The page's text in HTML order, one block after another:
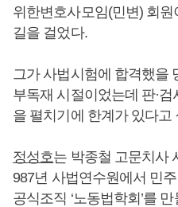
위한변호사모임(민변) 회원
길을 걸었다.
그가 사법시험에 합격했을
부독재 시절이었는데 판·
을 펼치기에 한계가 있다고
정성호는 박종철 고문치사
987년 사법연수원에서 민
공식조직 ‘노동법학회’를